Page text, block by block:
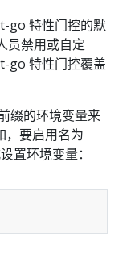
go 特性门控的默
员禁用或自定
go 特性门控覆盖
缀的环境变量来
，要启用名为
置环境变量：